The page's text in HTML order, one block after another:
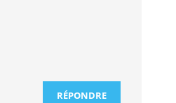
RÉPONDRE